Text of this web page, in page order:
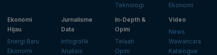
Teknologi
Ekonomi
Ekonomi
Hijau
Energi Baru
Ekonomi
Jurnalisme
Data
Infografik
Analisis
In-Depth &
Opini
Telaah
Opini
Video
News
Wawancara
Katalogue